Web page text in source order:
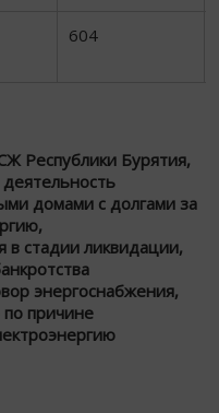
604
Республики Бурятия,
домами с долгами за
в стадии ликвидации,
энергоснабжения,
причине